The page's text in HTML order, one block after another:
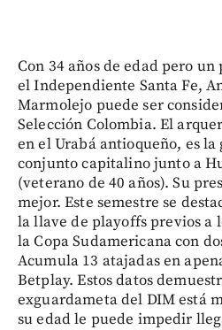
Con 34 años de edad pero
el Independiente Santa Fe,
Marmolejo puede ser
Selección Colombia. El
en el Urabá antioqueño, es
conjunto capitalino junto a
(veterano de 40 años). Su
mejor. Este semestre se
la llave de playoffs previos a
la Copa Sudamericana con
Acumula 13 atajadas en
Betplay. Estos datos
exguardameta del DIM está
su edad le puede impedir